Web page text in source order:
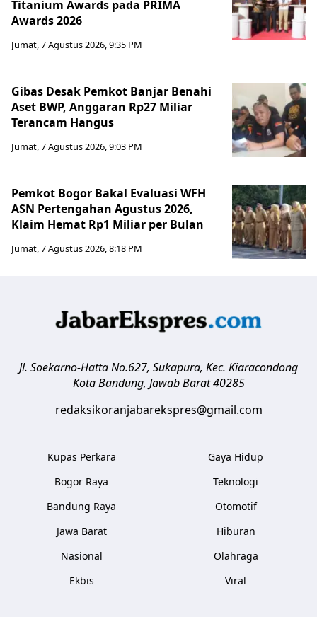
Titanium Awards pada PRIMA
Awards 2026
Jumat, 7 Agustus 2026, 9:35 PM
Gibas Desak Pemkot Banjar Benahi
Aset BWP, Anggaran Rp27 Miliar
Terancam Hangus
Jumat, 7 Agustus 2026, 9:03 PM
Pemkot Bogor Bakal Evaluasi WFH
ASN Pertengahan Agustus 2026,
Klaim Hemat Rp1 Miliar per Bulan
Jumat, 7 Agustus 2026, 8:18 PM
Jl. Soekarno-Hatta No.627, Sukapura, Kec. Kiaracondong
Kota Bandung, Jawab Barat 40285
redaksikoranjabarekspres@gmail.com
Kupas Perkara
Bogor Raya
Bandung Raya
Jawa Barat
Nasional
Ekbis
Gaya Hidup
Teknologi
Otomotif
Hiburan
Olahraga
Viral